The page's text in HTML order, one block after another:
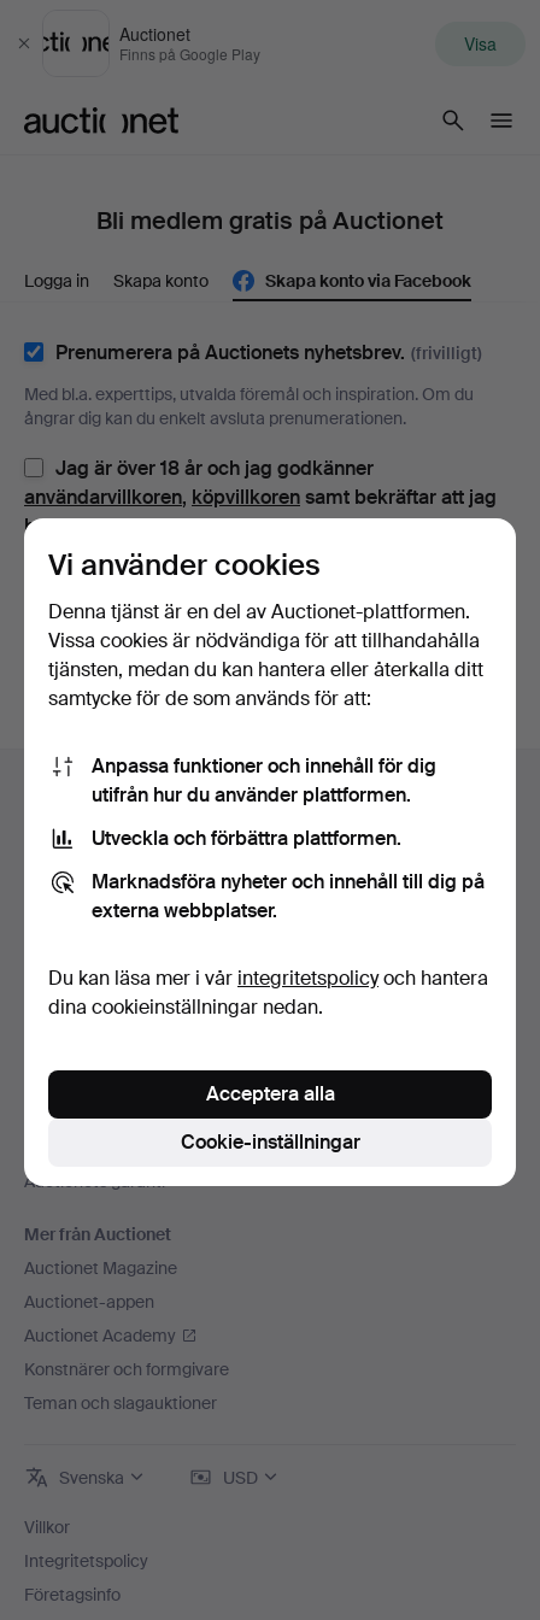
Stäng
Auctionet
Finns på Google Play Visa
Bli medlem gratis på Auctionet
Logga in Skapa konto Skapa konto via Facebook
Prenumerera på Auctionets nyhetsbrev. (frivilligt)
Med bl.a. experttips, utvalda föremål och inspiration. Om du
ångrar dig kan du enkelt avsluta prenumerationen.
Jag är över 18 år och jag godkänner
användarvillkoren, köpvillkorensamt bekräftar att jag
har tagit del avintegritetspolicyn.
Fortsätt med Facebook
För att kunna gå vidare måste du godkänna villkoren.
Sidfotsnavigation
Hjälp och kontakt
Kontakta support
Betalningsalternativ
Auctionet
Press
Lediga jobb
Anslut ditt auktionshus
Auctionets garanti
Mer från Auctionet
Auctionet Magazine
Auctionet-appen
Auctionet Academy
Konstnärer och formgivare
Teman och slagauktioner
Svenska USD
Villkor
Integritetspolicy
Företagsinfo
Vi använder cookies
Denna tjänst är en del av Auctionet-plattformen.
Vissa cookies är nödvändiga för att tillhandahålla
tjänsten, medan du kan hantera eller återkalla ditt
samtycke för de som används för att:
Anpassa funktioner och innehåll för dig
utifrån hur du använder plattformen.
Utveckla och förbättra plattformen.
Marknadsföra nyheter och innehåll till dig på
externa webbplatser.
Du kan läsa mer i vår integritetspolicyoch hantera
dina cookieinställningar nedan.
Cookie-inställningar
Acceptera alla